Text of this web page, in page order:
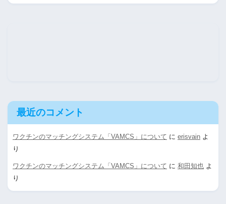
最近のコメント
ワクチンのマッチングシステム「VAMCS」について に erisvain よ
り
ワクチンのマッチングシステム「VAMCS」について に 和田知也 よ
り